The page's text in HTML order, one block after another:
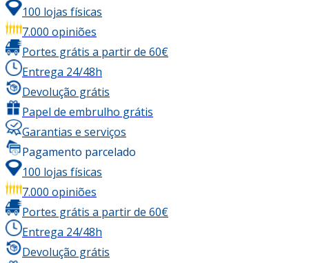
100 lojas físicas
7.000 opiniões
Portes grátis a partir de 60€
Entrega 24/48h
Devolução grátis
Papel de embrulho grátis
Garantias e serviços
Pagamento parcelado
100 lojas físicas
7.000 opiniões
Portes grátis a partir de 60€
Entrega 24/48h
Devolução grátis